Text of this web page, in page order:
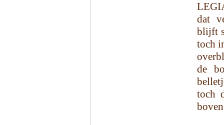
dat
blijft
toch
de
toch